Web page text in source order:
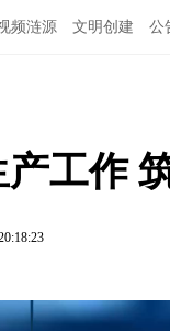
频涟源 文明创建 公
工作